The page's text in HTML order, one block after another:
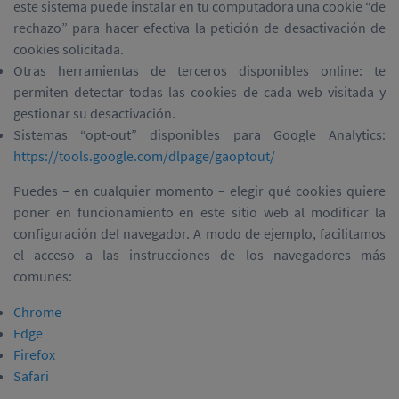
este sistema puede instalar en tu computadora una cookie “de
rechazo” para hacer efectiva la petición de desactivación de
cookies solicitada.
Otras herramientas de terceros disponibles online: te
permiten detectar todas las cookies de cada web visitada y
gestionar su desactivación.
Sistemas “opt-out” disponibles para Google Analytics:
https://tools.google.com/dlpage/gaoptout/
Puedes – en cualquier momento – elegir qué cookies quiere
poner en funcionamiento en este sitio web al modificar la
configuración del navegador. A modo de ejemplo, facilitamos
el acceso a las instrucciones de los navegadores más
comunes:
Chrome
Edge
Firefox
Safari